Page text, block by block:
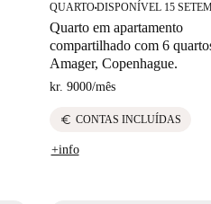
QUARTO■DISPONÍVEL 15
Quarto em apartamento
compartilhado com 6
Amager, Copenhague.
kr. 9000/mês
euro CONTAS INCLUÍDAS
+info